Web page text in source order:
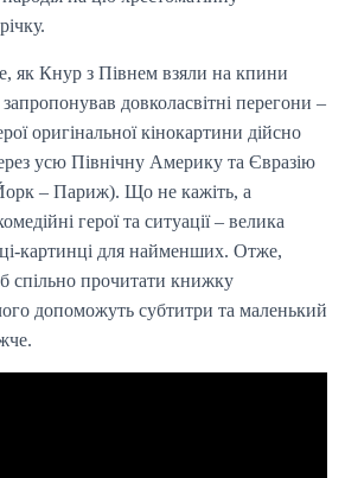
як Кнур з Півнем взяли на кпини
довколасвітні перегони –
оригінальної кінокартини дійсно
усю Північну Америку та Євразію
– Париж). Що не кажіть, а
герої та ситуації – велика
картинці для найменших. Отже,
спільно прочитати книжку
допоможуть субтитри та маленький